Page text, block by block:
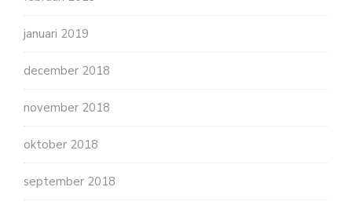
januari 2019
december 2018
november 2018
oktober 2018
september 2018